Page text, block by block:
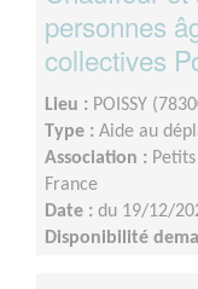
personnes
collectives
Lieu : POISSY
Type : Aide au
Association :
France
Date : du 19/12/
Disponibilité